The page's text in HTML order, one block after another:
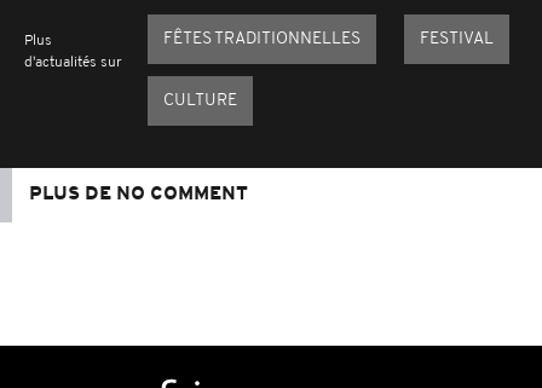
Plus
d'actualités sur
FÊTES TRADITIONNELLES FESTIVAL
CULTURE
PLUS DE NO COMMENT